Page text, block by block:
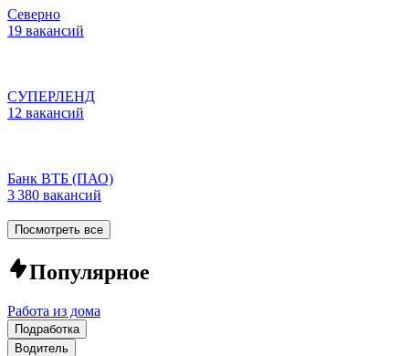
Северно
19 вакансий
СУПЕРЛЕНД
12 вакансий
Банк ВТБ (ПАО)
3 380 вакансий
Посмотреть все
Популярное
Работа из дома
Подработка
Водитель